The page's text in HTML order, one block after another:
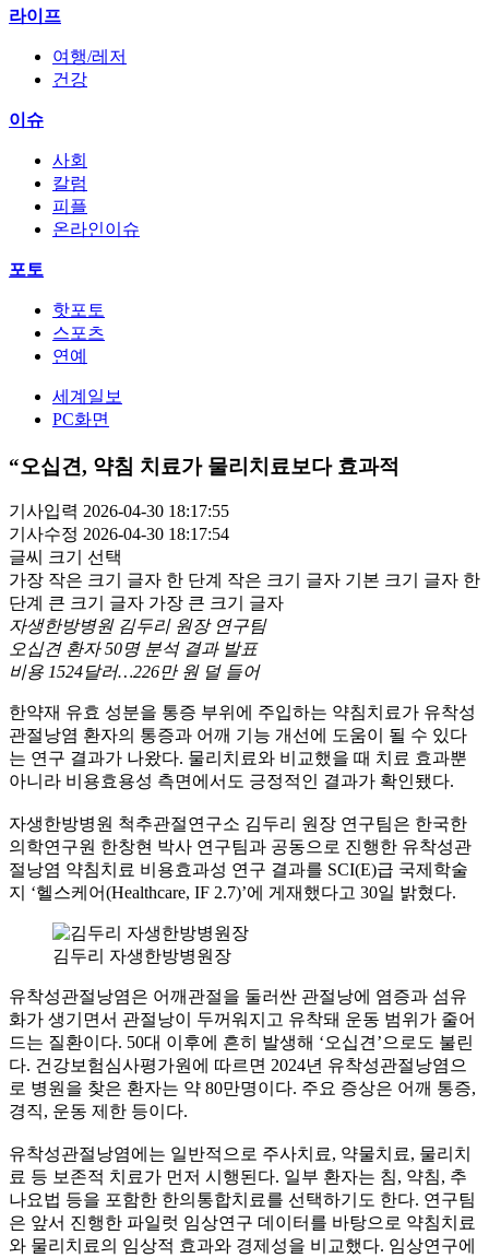
라이프
여행/레저
건강
이슈
사회
칼럼
피플
온라인이슈
포토
핫포토
스포츠
연예
세계일보
PC화면
“오십견, 약침 치료가 물리치료보다 효과적
기사입력 2026-04-30 18:17:55
기사수정 2026-04-30 18:17:54
글씨 크기 선택
가장 작은 크기 글자 한 단계 작은 크기 글자 기본 크기 글자 한
단계 큰 크기 글자 가장 큰 크기 글자
자생한방병원 김두리 원장 연구팀
오십견 환자 50명 분석 결과 발표
비용 1524달러…226만 원 덜 들어
한약재 유효 성분을 통증 부위에 주입하는 약침치료가 유착성
관절낭염 환자의 통증과 어깨 기능 개선에 도움이 될 수 있다
는 연구 결과가 나왔다. 물리치료와 비교했을 때 치료 효과뿐
아니라 비용효용성 측면에서도 긍정적인 결과가 확인됐다.
자생한방병원 척추관절연구소 김두리 원장 연구팀은 한국한
의학연구원 한창현 박사 연구팀과 공동으로 진행한 유착성관
절낭염 약침치료 비용효과성 연구 결과를 SCI(E)급 국제학술
지 ‘헬스케어(Healthcare, IF 2.7)’에 게재했다고 30일 밝혔다.
김두리 자생한방병원장
유착성관절낭염은 어깨관절을 둘러싼 관절낭에 염증과 섬유
화가 생기면서 관절낭이 두꺼워지고 유착돼 운동 범위가 줄어
드는 질환이다. 50대 이후에 흔히 발생해 ‘오십견’으로도 불린
다. 건강보험심사평가원에 따르면 2024년 유착성관절낭염으
로 병원을 찾은 환자는 약 80만명이다. 주요 증상은 어깨 통증,
경직, 운동 제한 등이다.
유착성관절낭염에는 일반적으로 주사치료, 약물치료, 물리치
료 등 보존적 치료가 먼저 시행된다. 일부 환자는 침, 약침, 추
나요법 등을 포함한 한의통합치료를 선택하기도 한다. 연구팀
은 앞서 진행한 파일럿 임상연구 데이터를 바탕으로 약침치료
와 물리치료의 임상적 효과와 경제성을 비교했다. 임상연구에